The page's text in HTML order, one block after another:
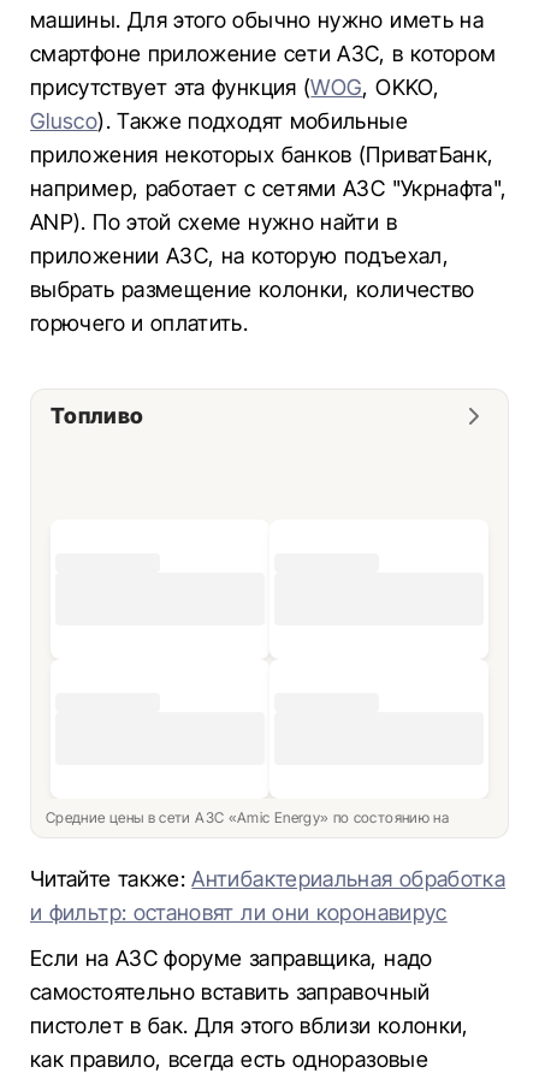
машины. Для этого обычно нужно иметь на
смартфоне приложение сети АЗС, в котором
присутствует эта функция (WOG, OKKO,
Glusco). Также подходят мобильные
приложения некоторых банков (ПриватБанк,
например, работает с сетями АЗС "Укрнафта",
ANP). По этой схеме нужно найти в
приложении АЗС, на которую подъехал,
выбрать размещение колонки, количество
горючего и оплатить.
Топливо
Средние цены в сети АЗС «Amic Energy» по состоянию на
Читайте также:Антибактериальная обработка
и фильтр: остановят ли они коронавирус
Если на АЗС форуме заправщика, надо
самостоятельно вставить заправочный
пистолет в бак. Для этого вблизи колонки,
как правило, всегда есть одноразовые